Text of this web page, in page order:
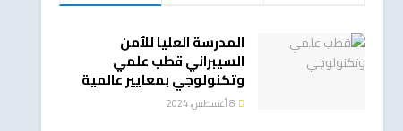
المدرسة العليا للأمن
السيبراني قطب علمي
وتكنولوجي بمعايير عالمية